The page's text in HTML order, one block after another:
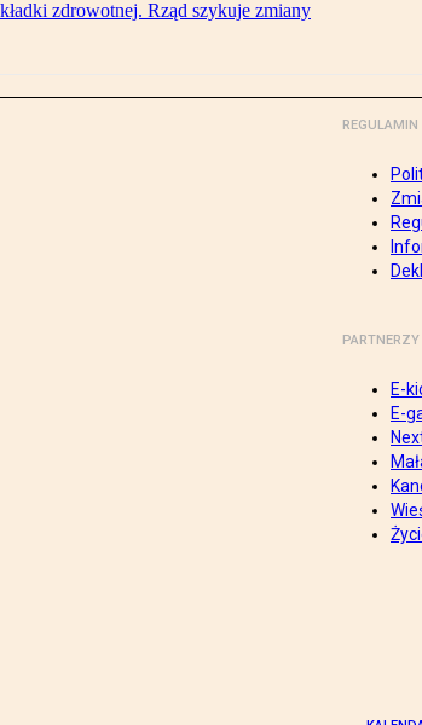
zdrowotnej. Rząd szykuje zmiany
REGULAMIN
PARTNERZY
E-
E-